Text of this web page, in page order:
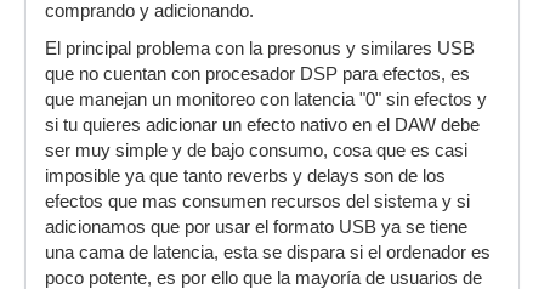
comprando y adicionando.
El principal problema con la presonus y similares USB
que no cuentan con procesador DSP para efectos, es
que manejan un monitoreo con latencia "0" sin efectos y
si tu quieres adicionar un efecto nativo en el DAW debe
ser muy simple y de bajo consumo, cosa que es casi
imposible ya que tanto reverbs y delays son de los
efectos que mas consumen recursos del sistema y si
adicionamos que por usar el formato USB ya se tiene
una cama de latencia, esta se dispara si el ordenador es
poco potente, es por ello que la mayoría de usuarios de